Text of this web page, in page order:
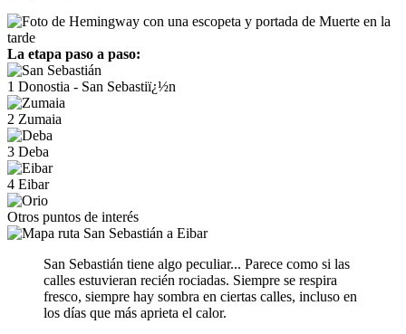
La etapa paso a paso:
1 Donostia - San Sebastiï¿½n
2 Zumaia
3 Deba
4 Eibar
Otros puntos de interés
San Sebastián tiene algo peculiar... Parece como si las
calles estuvieran recién rociadas. Siempre se respira
fresco, siempre hay sombra en ciertas calles, incluso en
los días que más aprieta el calor.